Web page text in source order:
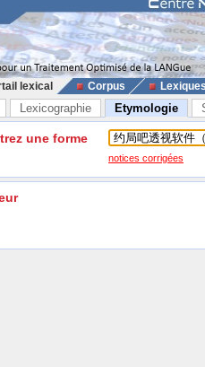
lexical Corpus
Lexicographie Etymologie
une forme
notices corrigées